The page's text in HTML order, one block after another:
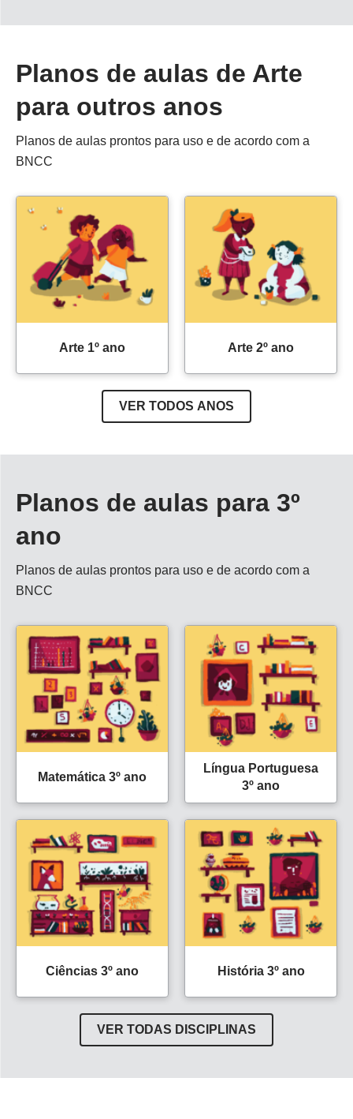
Planos de aulas de Arte
para outros anos
Planos de aulas prontos para uso e de acordo com a
BNCC
Arte 1º ano Arte 2º ano
VER TODOS ANOS
Planos de aulas para 3º
ano
Planos de aulas prontos para uso e de acordo com a
BNCC
Matemática 3º ano
Língua Portuguesa
3º ano
Ciências 3º ano História 3º ano
VER TODAS DISCIPLINAS